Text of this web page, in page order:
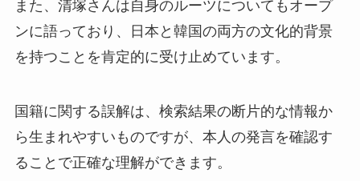
また、清塚さんは自身のルーツについてもオープ
ンに語っており、日本と韓国の両方の文化的背景
を持つことを肯定的に受け止めています。
国籍に関する誤解は、検索結果の断片的な情報か
ら生まれやすいものですが、本人の発言を確認す
ることで正確な理解ができます。